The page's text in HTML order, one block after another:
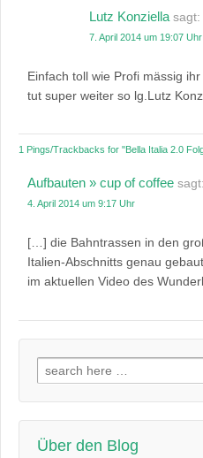
Lutz Konziella sagt:
7. April 2014 um 19:07 Uhr
Einfach toll wie Profi mässig
tut super weiter so lg.Lutz
1 Pings/Trackbacks for "Bella Italia 2.0
Aufbauten » cup of coffee sagt:
4. April 2014 um 9:17 Uhr
[…] die Bahntrassen in den
Italien-Abschnitts genau
im aktuellen Video des
Suchen
nach:
Über den Blog